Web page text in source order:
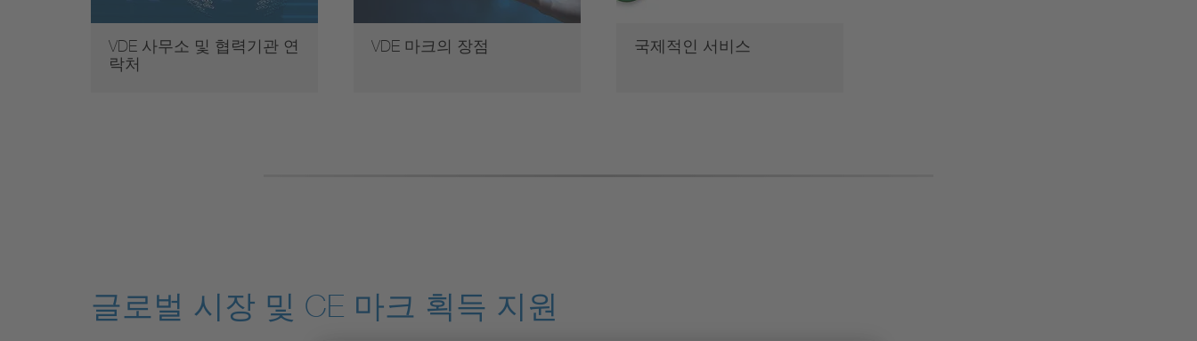
VDE 사무소 및 협력기관 연
락처
VDE 마크의 장점 국제적인 서비스
글로벌 시장 및 CE 마크 획득 지원